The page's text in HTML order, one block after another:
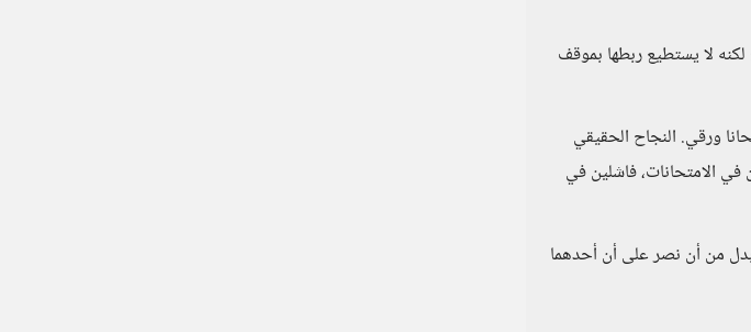
لا يستطيع ربطها بموقف
ورقي. النجاح الحقيقي
الامتحانات، فاشلين في
من أن نصر على أن أحدهما